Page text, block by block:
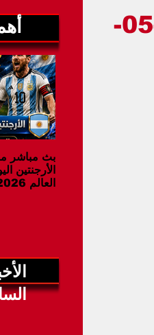
بث مباشر
العالم 2026 التوقيت 10م
بث مباشر مباراة ليفربول ضد فياريال 03-05-